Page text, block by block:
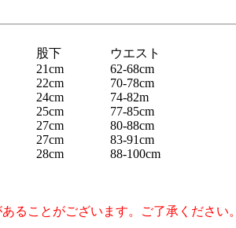
股下
ウエスト
21cm
62-68cm
22cm
70-78cm
24cm
74-82m
25cm
77-85cm
27cm
80-88cm
27cm
83-91cm
28cm 88-100cm
ることがございます。ご了承ください。